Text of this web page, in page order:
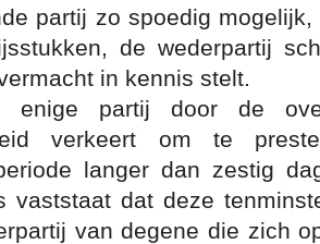
partij zo spoedig
de wederpartij
in kennis stelt.
enige partij door de
verkeert om te
langer dan zestig
vaststaat dat deze
van degene die zich